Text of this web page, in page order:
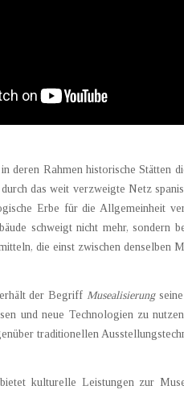
deren Rahmen historische Stätten
das weit verzweigte Netz
Erbe für die Allgemeinheit
schweigt nicht mehr, sondern
die einst zwischen denselben
der Begriff Musealisierungseine
und neue Technologien zu
traditionellen
kulturelle Leistungen zur